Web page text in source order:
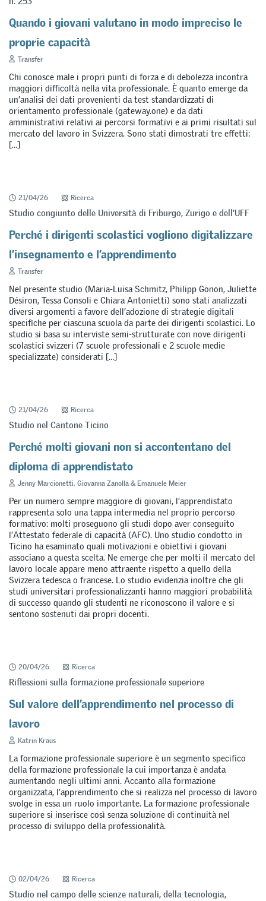
Quando i giovani valutano in modo impreciso le
proprie capacità
Transfer
Chi conosce male i propri punti di forza e di debolezza incontra
maggiori difficoltà nella vita professionale. È quanto emerge da
un’analisi dei dati provenienti da test standardizzati di
orientamento professionale (gateway.one) e da dati
amministrativi relativi ai percorsi formativi e ai primi risultati sul
mercato del lavoro in Svizzera. Sono stati dimostrati tre effetti:
[…]
21/04/26 Ricerca
Studio congiunto delle Università di Friburgo, Zurigo e dell'UFF
Perché i dirigenti scolastici vogliono digitalizzare
l’insegnamento e l’apprendimento
Transfer
Nel presente studio (Maria-Luisa Schmitz, Philipp Gonon, Juliette
Désiron, Tessa Consoli e Chiara Antonietti) sono stati analizzati
diversi argomenti a favore dell’adozione di strategie digitali
specifiche per ciascuna scuola da parte dei dirigenti scolastici. Lo
studio si basa su interviste semi-strutturate con nove dirigenti
scolastici svizzeri (7 scuole professionali e 2 scuole medie
specializzate) considerati […]
21/04/26 Ricerca
Studio nel Cantone Ticino
Perché molti giovani non si accontentano del
diploma di apprendistato
Jenny Marcionetti, Giovanna Zanolla & Emanuele Meier
Per un numero sempre maggiore di giovani, l’apprendistato
rappresenta solo una tappa intermedia nel proprio percorso
formativo: molti proseguono gli studi dopo aver conseguito
l’Attestato federale di capacità (AFC). Uno studio condotto in
Ticino ha esaminato quali motivazioni e obiettivi i giovani
associano a questa scelta. Ne emerge che per molti il mercato del
lavoro locale appare meno attraente rispetto a quello della
Svizzera tedesca o francese. Lo studio evidenzia inoltre che gli
studi universitari professionalizzanti hanno maggiori probabilità
di successo quando gli studenti ne riconoscono il valore e si
sentono sostenuti dai propri docenti.
20/04/26 Ricerca
Riflessioni sulla formazione professionale superiore
Sul valore dell’apprendimento nel processo di
lavoro
Katrin Kraus
La formazione professionale superiore è un segmento specifico
della formazione professionale la cui importanza è andata
aumentando negli ultimi anni. Accanto alla formazione
organizzata, l’apprendimento che si realizza nel processo di lavoro
svolge in essa un ruolo importante. La formazione professionale
superiore si inserisce così senza soluzione di continuità nel
processo di sviluppo della professionalità.
02/04/26 Ricerca
Studio nel campo delle scienze naturali, della tecnologia,